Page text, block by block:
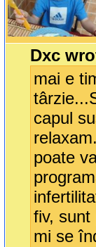
Dxc
mai e
capul
poate
fiv, sunt
mi se